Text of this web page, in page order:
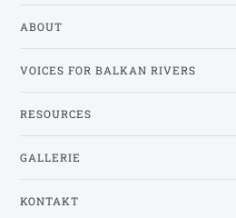
ABOUT
VOICES FOR BALKAN RIVERS
RESOURCES
GALLERIE
KONTAKT